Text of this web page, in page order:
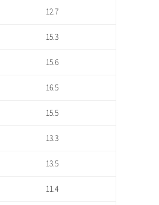
12.7
15.3
15.6
16.5
15.5
13.3
13.5
11.4